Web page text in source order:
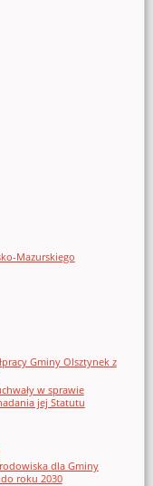
Mazurskiego
Gminy Olsztynek z
w sprawie
jej Statutu
dla Gminy
roku 2030